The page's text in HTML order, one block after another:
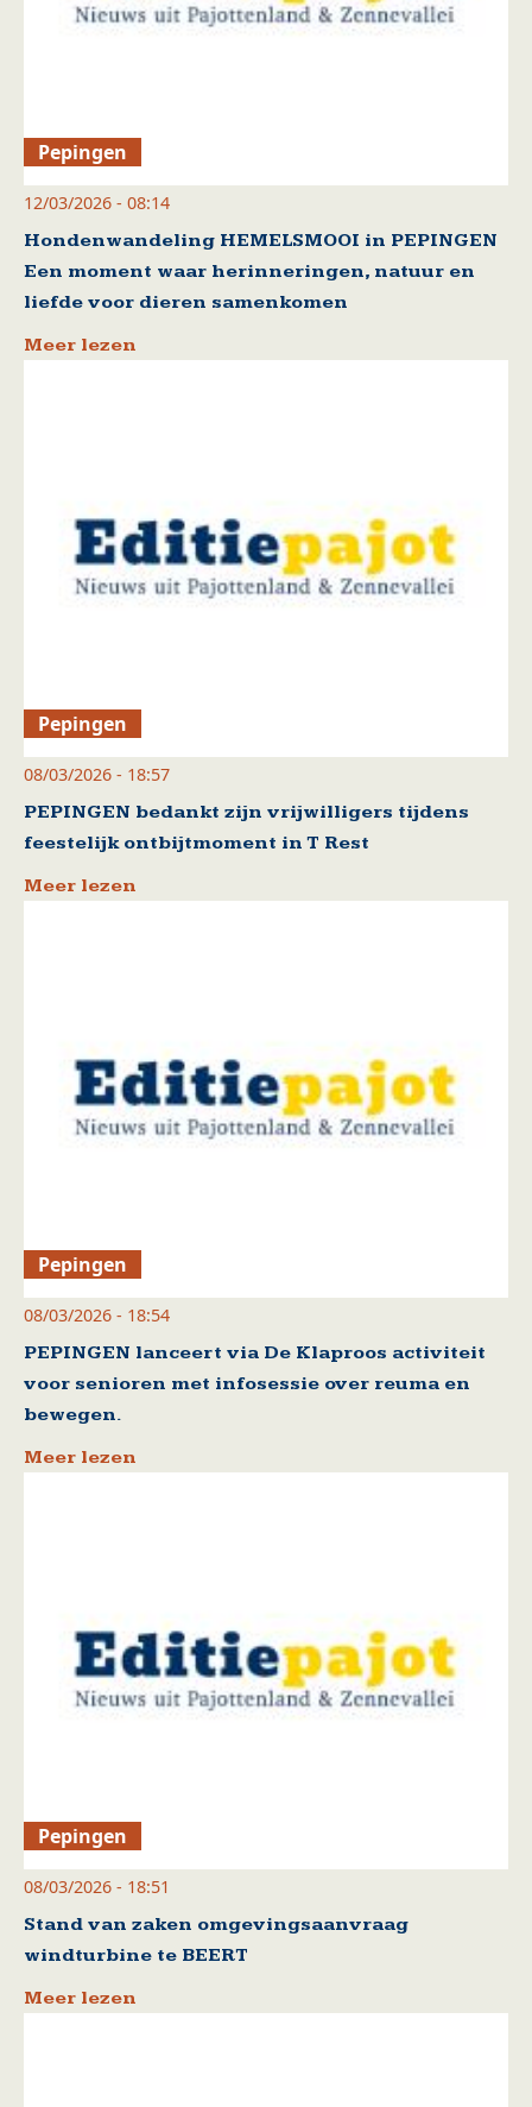
Pepingen
12/03/2026 - 08:14
Hondenwandeling HEMELSMOOI in PEPINGEN
Een moment waar herinneringen, natuur en
liefde voor dieren samenkomen
Meer lezen
Pepingen
08/03/2026 - 18:57
PEPINGEN bedankt zijn vrijwilligers tijdens
feestelijk ontbijtmoment in T Rest
Meer lezen
Pepingen
08/03/2026 - 18:54
PEPINGEN lanceert via De Klaproos activiteit
voor senioren met infosessie over reuma en
bewegen.
Meer lezen
Pepingen
08/03/2026 - 18:51
Stand van zaken omgevingsaanvraag
windturbine te BEERT
Meer lezen